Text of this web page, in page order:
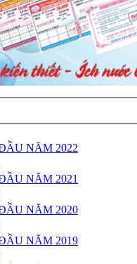
NĂM 2022
NĂM 2021
NĂM 2020
NĂM 2019